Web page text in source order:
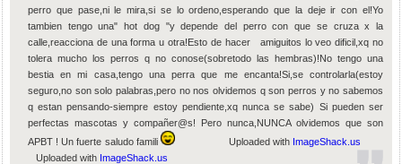
perro que pase,ni le mira,si se lo ordeno,esperando que la deje ir con el!Yo
tambien tengo una" hot dog "y depende del perro con que se cruza x la
calle,reacciona de una forma u otra!Esto de hacer amiguitos lo veo dificil,xq no
tolera mucho los perros q no conose(sobretodo las hembras)!No tengo una
bestia en mi casa,tengo una perra que me encanta!Si,se controlarla(estoy
seguro,no son solo palabras,pero no nos olvidemos q son perros y no sabemos
q estan pensando-siempre estoy pendiente,xq nunca se sabe) Si pueden ser
perfectas mascotas y compañer@s! Pero nunca,NUNCA olvidemos que son
APBT ! Un fuerte saludo famili
Uploaded with ImageShack.us
Uploaded with ImageShack.us